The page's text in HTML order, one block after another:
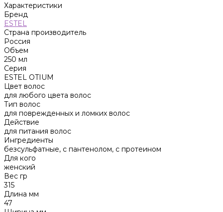
Характеристики
Бренд
ESTEL
Страна производитель
Россия
Объем
250 мл
Серия
ESTEL OTIUM
Цвет волос
для любого цвета волос
Тип волос
для поврежденных и ломких волос
Действие
для питания волос
Ингредиенты
безсульфатные, с пантенолом, с протеином
Для кого
женский
Вес гр
315
Длина мм
47